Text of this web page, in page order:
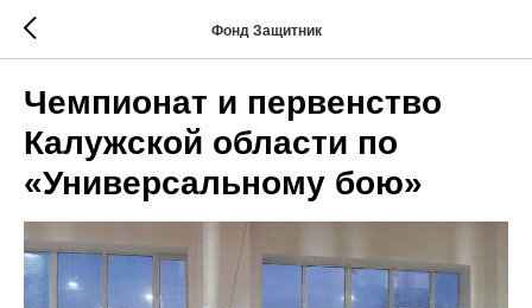
Фонд Защитник
Чемпионат и первенство
Калужской области по
«Универсальному бою»